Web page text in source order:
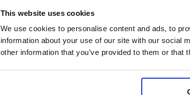
This website uses cookies
We use cookies to personalise content and ads, to
information about your use of our site with our social
other information that you’ve provided to them or
Doodlen er kendt for at være et
Vil du gerne være fri for en hund,
helt store fordel er, at langt de fleste
Vælger du en doodle som familiens
ind over dørtærsklen med sine små